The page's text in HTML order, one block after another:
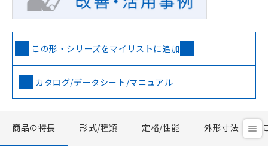
この形・シリーズをマイリストに追加
カタログ/データシート/マニュアル
商品の特長 形式/種類 定格/性能 外形寸法